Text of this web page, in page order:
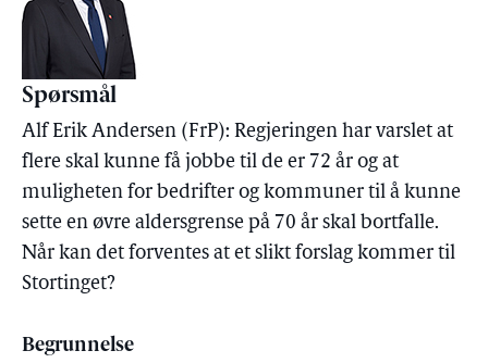
Spørsmål
Alf Erik Andersen (FrP): Regjeringen har varslet at
flere skal kunne få jobbe til de er 72 år og at
muligheten for bedrifter og kommuner til å kunne
sette en øvre aldersgrense på 70 år skal bortfalle.
Når kan det forventes at et slikt forslag kommer til
Stortinget?
Begrunnelse